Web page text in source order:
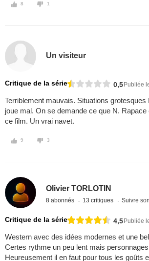
8 1
Un visiteur
Critique de la série 0,5Publiée
Terriblement mauvais. Situations grotesques
joue mal. On se demande ce que N.
ce film. Un vrai navet.
9 3
Olivier TORLOTIN
8 abonnés 13 critiques Suivre
Critique de la série 4,5Publiée
Western avec des idées modernes et une
Certes rythme un peu lent mais
Heureusement il en faut pour tous les goûts